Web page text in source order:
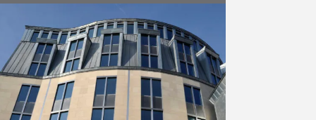
couvert et façades à exécuter
dans l’intérêt de la mise à niveaux
des Bâtiments A,B et C de la …
En savoir plus